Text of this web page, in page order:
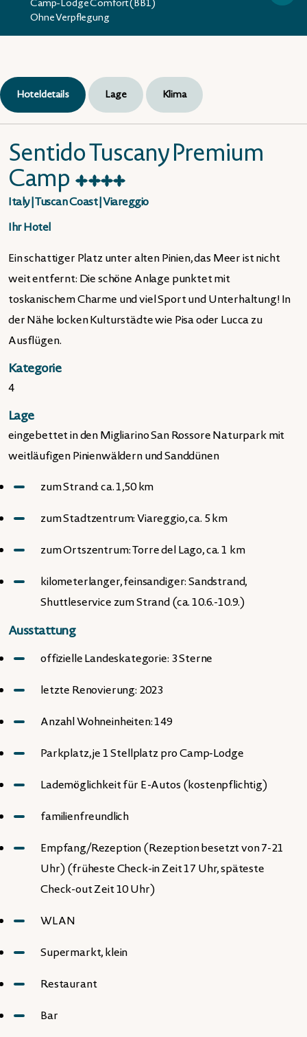
Camp-Lodge Comfort (BB1)
Ohne Verpflegung
Hoteldetails Lage Klima
Sentido Tuscany Premium
Camp ★★★★
Italy|Tuscan Coast|Viareggio
Ihr Hotel
Ein schattiger Platz unter alten Pinien, das Meer ist nicht
weit entfernt: Die schöne Anlage punktet mit
toskanischem Charme und viel Sport und Unterhaltung! In
der Nähe locken Kulturstädte wie Pisa oder Lucca zu
Ausflügen.
Kategorie
4
Lage
eingebettet in den Migliarino San Rossore Naturpark mit
weitläufigen Pinienwäldern und Sanddünen
zum Strand: ca. 1,50 km
zum Stadtzentrum: Viareggio, ca. 5 km
zum Ortszentrum: Torre del Lago, ca. 1 km
kilometerlanger, feinsandiger: Sandstrand,
Shuttleservice zum Strand (ca. 10.6.-10.9.)
Ausstattung
offizielle Landeskategorie: 3 Sterne
letzte Renovierung: 2023
Anzahl Wohneinheiten: 149
Parkplatz, je 1 Stellplatz pro Camp-Lodge
Lademöglichkeit für E-Autos (kostenpflichtig)
familienfreundlich
Empfang/Rezeption (Rezeption besetzt von 7-21
Uhr) (früheste Check-in Zeit 17 Uhr, späteste
Check-out Zeit 10 Uhr)
WLAN
Supermarkt, klein
Restaurant
Bar